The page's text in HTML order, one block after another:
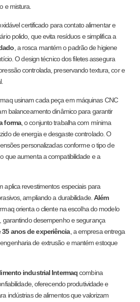
e mistura.
certificado para contato alimentar e
polido, que evita resíduos e simplifica a
, a rosca mantém o padrão de higiene
O design técnico dos filetes assegura
controlada, preservando textura, cor e
usinam cada peça em máquinas CNC
balanceamento dinâmico para garantir
forma, o conjunto trabalha com mínima
de energia e desgaste controlado. O
personalizadas conforme o tipo de
que aumenta a compatibilidade e a
aplica revestimentos especiais para
ampliando a durabilidade.Além
orienta o cliente na escolha do modelo
garantindo desempenho e segurança
35 anos de experiência, a empresa entrega
de extrusão e mantém estoque
industrial Intermaqcombina
oferecendo produtividade e
indústrias de alimentos que valorizam